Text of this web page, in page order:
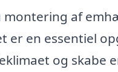
montering af
er en essentiel
og skabe